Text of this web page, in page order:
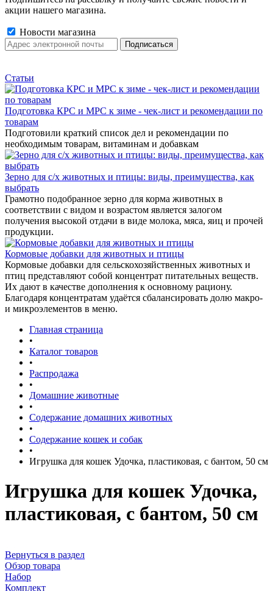
акции нашего магазина.
Новости магазина
Статьи
Подготовка КРС и МРС к зиме - чек-лист и рекомендации по
товарам
Подготовили краткий список дел и рекомендации по
необходимым товарам, витаминам и добавкам
Зерно для с/х животных и птицы: виды, преимущества, как
выбрать
Грамотно подобранное зерно для корма животных в
соответствии с видом и возрастом является залогом
получения высокой отдачи в виде молока, мяса, яиц и прочей
продукции.
Кормовые добавки для животных и птицы
Кормовые добавки для сельскохозяйственных животных и
птиц представляют собой концентрат питательных веществ.
Их дают в качестве дополнения к основному рациону.
Благодаря концентратам удаётся сбалансировать долю макро-
и микроэлементов в меню.
Главная страница
•
Каталог товаров
•
Распродажа
•
Домашние животные
•
Содержание домашних животных
•
Содержание кошек и собак
•
Игрушка для кошек Удочка, пластиковая, с бантом, 50 см
Игрушка для кошек Удочка,
пластиковая, с бантом, 50 см
Вернуться в раздел
Обзор товара
Набор
Комплект